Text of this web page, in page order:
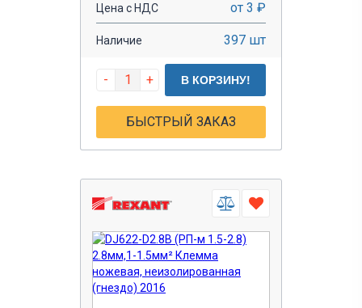
Цена с НДС от 3 ₽
Наличие 397 шт
- + В КОРЗИНУ!
БЫСТРЫЙ ЗАКАЗ